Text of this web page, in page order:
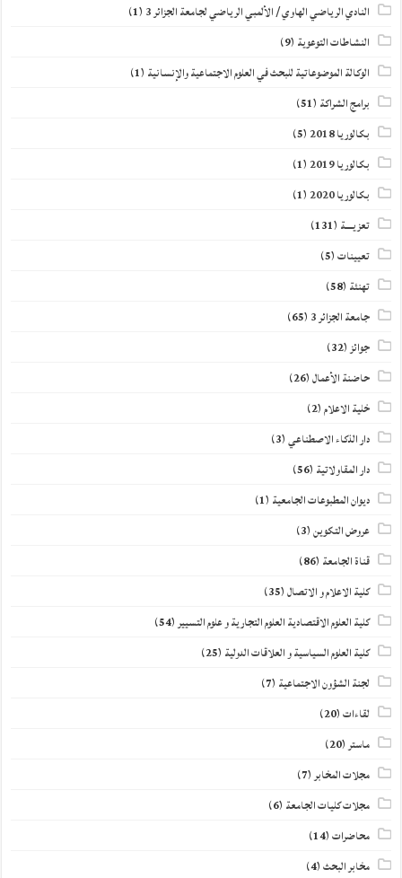
النادي الرياضي الهاوي / الألمبي الرياضي لجامعة الجزائر 3 (1)
النشاطات التوعوية (9)
الوكالة الموضوعاتية للبحث في العلوم الاجتماعية والإنسانية (1)
برامج الشراكة (51)
بكالوريا 2018
(5)
بكالوريا 2019
(1)
بكالوريا 2020
(1)
تعزيــــة (131)
تعيينات(5)
تهنئة (58)
جامعة الجزائر 3 (65)
جوائز(32)
حاضنة الأعمال(26)
خلية الاعلام(2)
دار الذكاء الاصطناعي(3)
دار المقاولاتية (56)
ديوان المطبوعات الجامعية (1)
عروض التكوين(3)
قناة الجامعة (86)
كلية الاعلام و الاتصال(35)
كلية العلوم الاقتصادية العلوم التجارية و علوم التسيير(54)
كلية العلوم السياسية و العلاقات الدولية (25)
لجنة الشؤون الاجتماعية (7)
لقاءات(20)
ماستر(20)
مجلات المخابر(7)
مجلات كليات الجامعة (6)
محاضرات(14)
مخابر البحث(4)